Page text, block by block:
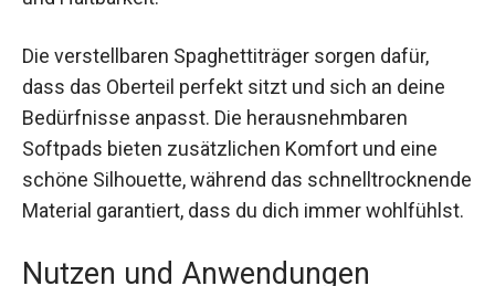
dass das Oberteil perfekt sitzt und sich an deine
Bedürfnisse anpasst. Die herausnehmbaren
Softpads bieten zusätzlichen Komfort und eine
schöne Silhouette, während das
schnelltrocknende Material garantiert, dass du
dich immer wohlfühlst.